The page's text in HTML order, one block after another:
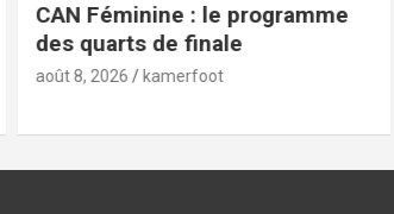
Mercato : Dina Ebimbe file à
Schalke 04 pour deux saisons
août 7, 2026 kamerfoot